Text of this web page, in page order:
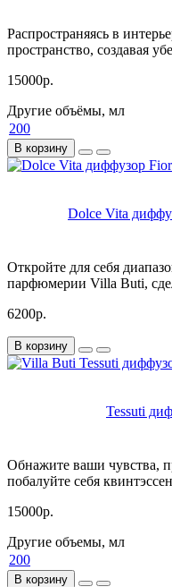
Распространяясь в
пространство, создавая
15000р.
Другие объёмы, мл
200
В корзину
Dolce Vita
Откройте для себя
парфюмерии Villa Buti,
6200р.
В корзину
Tessuti
Обнажите ваши чувства,
побалуйте себя
15000р.
Другие объемы, мл
200
В корзину